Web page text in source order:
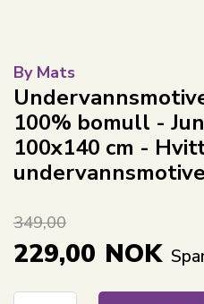
By Mats
100% bomull -
100x140 cm -
349,00
229,00 NOK